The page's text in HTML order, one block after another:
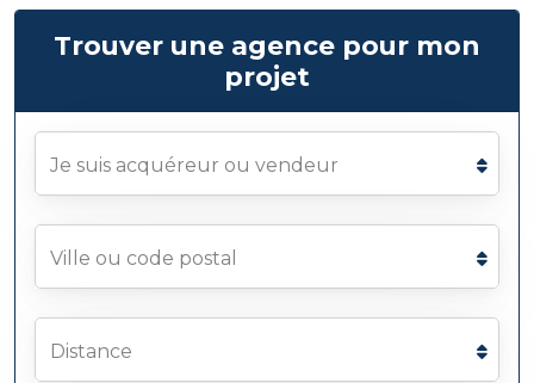
Trouver une agence pour mon
projet
Je suis acquéreur ou vendeur
Ville ou code postal
Distance